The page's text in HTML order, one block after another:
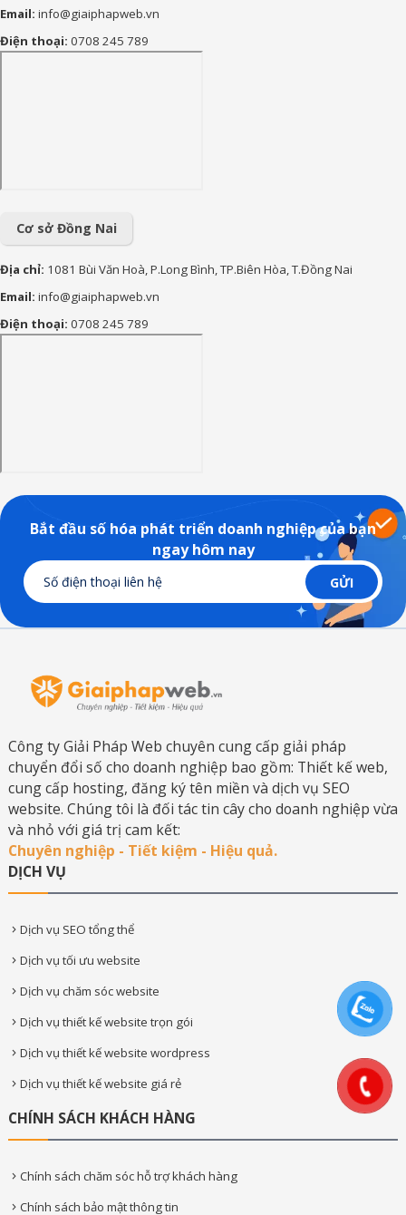
Email: info@giaiphapweb.vn
Điện thoại: 0708 245 789
Cơ sở Đồng Nai
Địa chỉ: 1081 Bùi Văn Hoà, P.Long Bình, TP.Biên Hòa, T.Đồng Nai
Email: info@giaiphapweb.vn
Điện thoại: 0708 245 789
Bắt đầu số hóa phát triển doanh nghiệp của bạn
ngay hôm nay
Công ty Giải Pháp Web chuyên cung cấp giải pháp
chuyển đổi số cho doanh nghiệp bao gồm: Thiết kế web,
cung cấp hosting, đăng ký tên miền và dịch vụ SEO
website. Chúng tôi là đối tác tin cây cho doanh nghiệp vừa
và nhỏ với giá trị cam kết:
Chuyên nghiệp - Tiết kiệm - Hiệu quả.
DỊCH VỤ
Dịch vụ SEO tổng thể
Dịch vụ tối ưu website
Dịch vụ chăm sóc website
Dịch vụ thiết kế website trọn gói
Dịch vụ thiết kế website wordpress
Dịch vụ thiết kế website giá rẻ
CHÍNH SÁCH KHÁCH HÀNG
Chính sách chăm sóc hỗ trợ khách hàng
Chính sách bảo mật thông tin